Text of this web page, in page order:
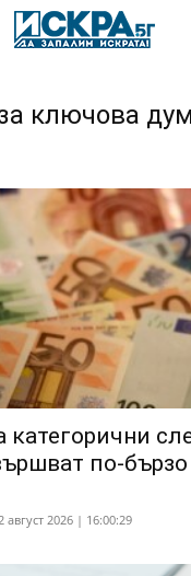
ключова
категорични
по-бързо
август 2026 | 16:00:29